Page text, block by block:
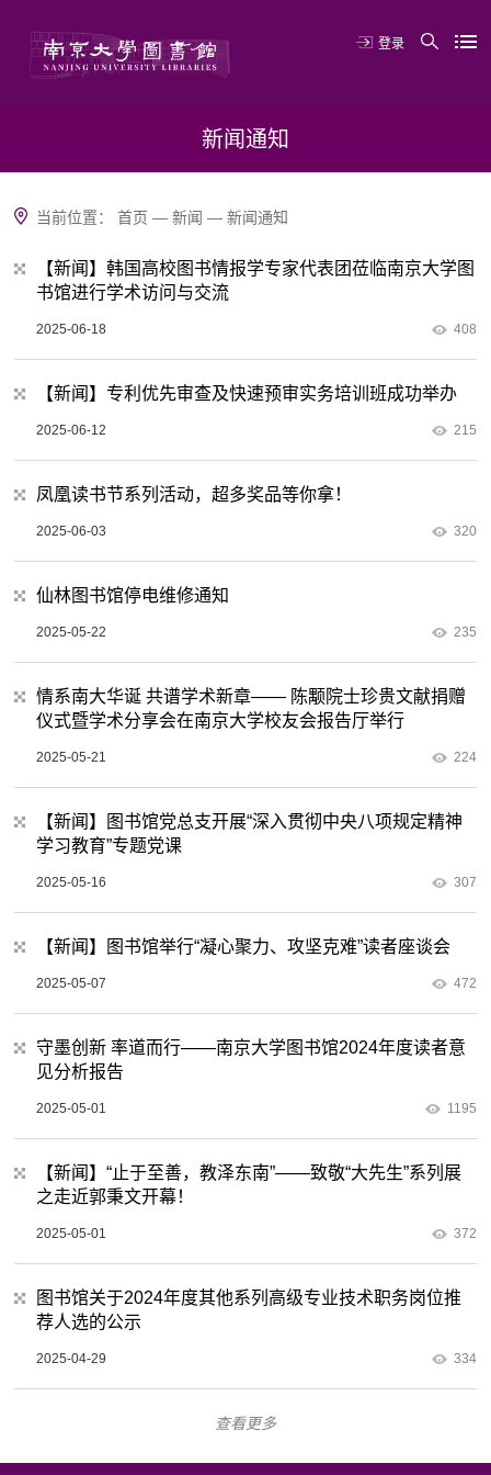
登录
新闻通知
当前位置：首页 —新闻 —新闻通知
【新闻】韩国高校图书情报学专家代表团莅临南京大学图
书馆进行学术访问与交流
2025-06-18 408
【新闻】专利优先审查及快速预审实务培训班成功举办
2025-06-12 215
凤凰读书节系列活动，超多奖品等你拿！
2025-06-03 320
仙林图书馆停电维修通知
2025-05-22 235
情系南大华诞 共谱学术新章—— 陈颙院士珍贵文献捐赠
仪式暨学术分享会在南京大学校友会报告厅举行
2025-05-21 224
【新闻】图书馆党总支开展“深入贯彻中央八项规定精神
学习教育”专题党课
2025-05-16 307
【新闻】图书馆举行“凝心聚力、攻坚克难”读者座谈会
2025-05-07 472
守墨创新 率道而行——南京大学图书馆2024年度读者意
见分析报告
2025-05-01 1195
【新闻】“止于至善，教泽东南”——致敬“大先生”系列展
之走近郭秉文开幕！
2025-05-01 372
图书馆关于2024年度其他系列高级专业技术职务岗位推
荐人选的公示
2025-04-29 334
查看更多